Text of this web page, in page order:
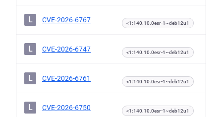
L CVE-2026-6767 <1:140.10.0esr-1~deb12u1
L CVE-2026-6747 <1:140.10.0esr-1~deb12u1
L CVE-2026-6761 <1:140.10.0esr-1~deb12u1
L CVE-2026-6750 <1:140.10.0esr-1~deb12u1